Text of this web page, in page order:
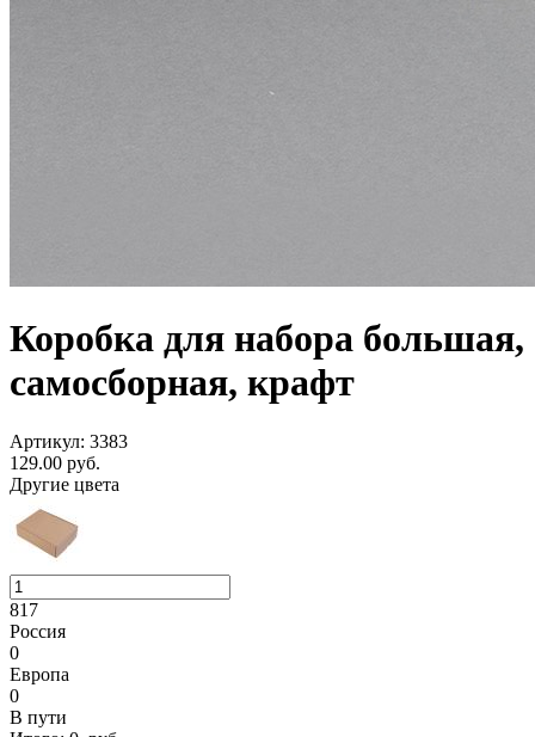
Коробка для набора большая,
самосборная, крафт
Артикул: 3383
129.00 руб.
Другие цвета
817
Россия
0
Европа
0
В пути